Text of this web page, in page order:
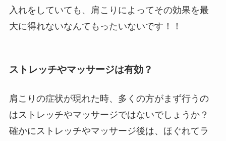
入れをしていても、肩こりによってその効果を最
大に得れないなんてもったいないです！！
ストレッチやマッサージは有効？
肩こりの症状が現れた時、多くの方がまず行うの
はストレッチやマッサージではないでしょうか？
確かにストレッチやマッサージ後は、ほぐれてラ